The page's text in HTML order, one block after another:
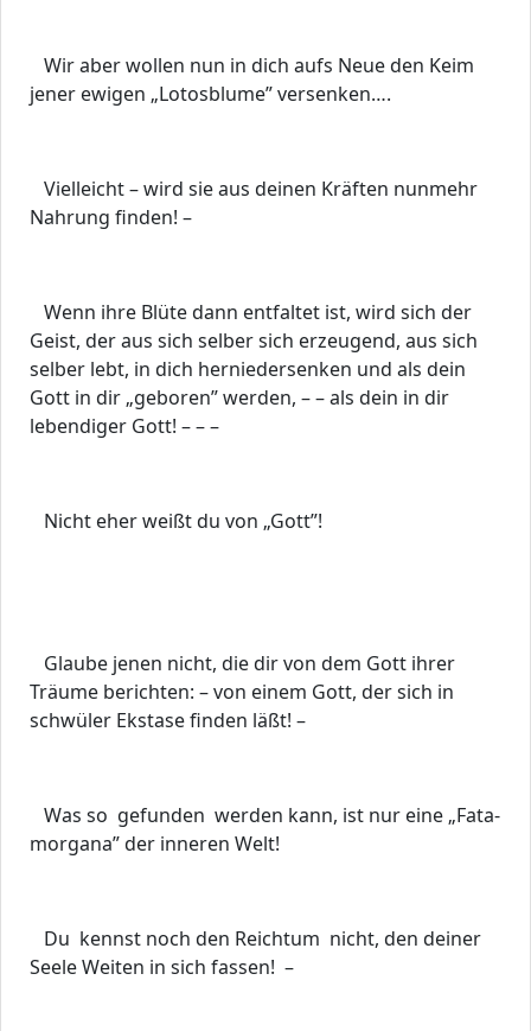
Wir aber wollen nun in dich aufs Neue den Keim
jener ewigen „Lotosblume” versenken….
Vielleicht – wird sie aus deinen Kräften nunmehr
Nahrung finden! –
Wenn ihre Blüte dann entfaltet ist, wird sich der
Geist, der aus sich selber sich erzeugend, aus sich
selber lebt, in dich herniedersenken und als dein
Gott in dir „geboren” werden, – – als dein in dir
lebendiger Gott! – – –
Nicht eher weißt du von „Gott”!
Glaube jenen nicht, die dir von dem Gott ihrer
Träume berichten: – von einem Gott, der sich in
schwüler Ekstase finden läßt! –
Was so gefunden werden kann, ist nur eine „Fata-
morgana” der inneren Welt!
Du kennst noch den Reichtum nicht, den deiner
Seele Weiten in sich fassen! –